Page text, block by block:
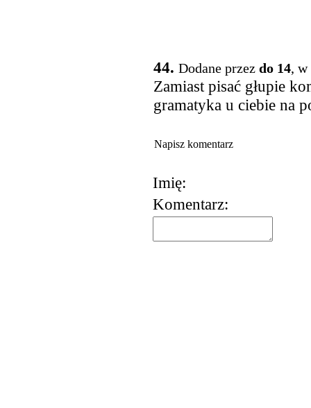
44. Dodane przez do 14, w
Zamiast pisać głupie
gramatyka u ciebie na
Napisz komentarz
Imię:
Komentarz: